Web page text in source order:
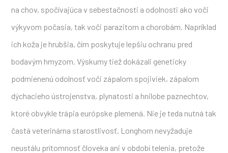
na chov, spočívajúca v sebestačnosti a odolnosti ako voči
výkyvom počasia, tak voči parazitom a chorobám. Napríklad
ich koža je hrubšia, čím poskytuje lepšiu ochranu pred
bodavým hmyzom. Výskumy tiež dokázali geneticky
podmienenú odolnosť voči zápalom spojiviek, zápalom
dýchacieho ústrojenstva, plynatosti a hnilobe paznechtov,
ktoré obvykle trápia európske plemená. Nie je teda nutná tak
častá veterinárna starostlivosť. Longhorn nevyžaduje
neustálu prítomnosť človeka ani v období telenia, pretože